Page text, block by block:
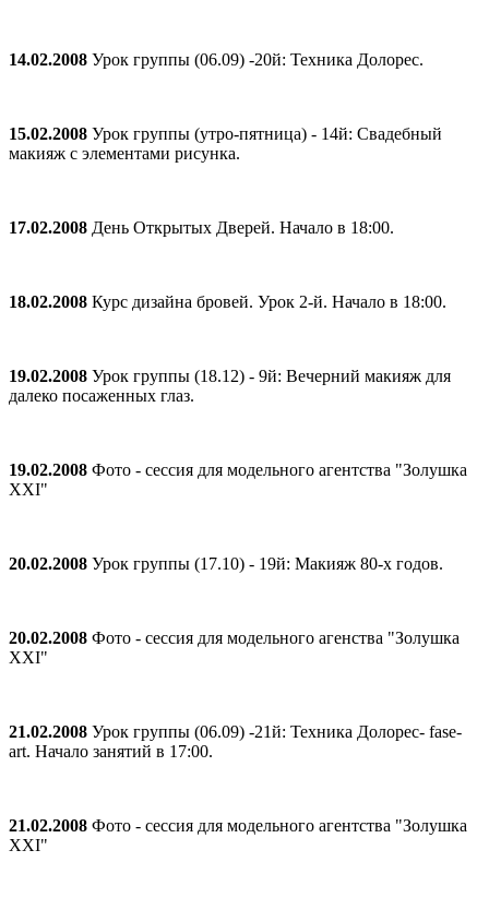
14.02.2008 Урок группы (06.09) -20й: Teхника Долорес.
15.02.2008 Урок группы (утро-пятница) - 14й: Свадебный
макияж с элементами рисунка.
17.02.2008 День Открытых Дверей. Начало в 18:00.
18.02.2008 Курс дизайна бровей. Урок 2-й. Начало в 18:00.
19.02.2008 Урок группы (18.12) - 9й: Вечерний макияж для
далеко посаженных глаз.
19.02.2008 Фото - сессия для модельного агентства "Золушка
XXI"
20.02.2008 Урок группы (17.10) - 19й: Макияж 80-х годов.
20.02.2008 Фото - сессия для модельного агенства "Золушка
XXI"
21.02.2008 Урок группы (06.09) -21й: Техника Долорес- fase-
art. Начало занятий в 17:00.
21.02.2008 Фото - сессия для модельного агентства "Золушка
XXI"